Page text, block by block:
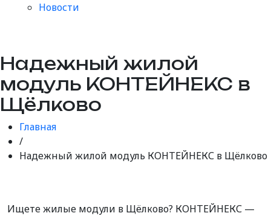
Новости
Надежный жилой
модуль КОНТЕЙНЕКС в
Щёлково
Главная
/
Надежный жилой модуль КОНТЕЙНЕКС в Щёлково
Ищете жилые модули в Щёлково? КОНТЕЙНЕКС —